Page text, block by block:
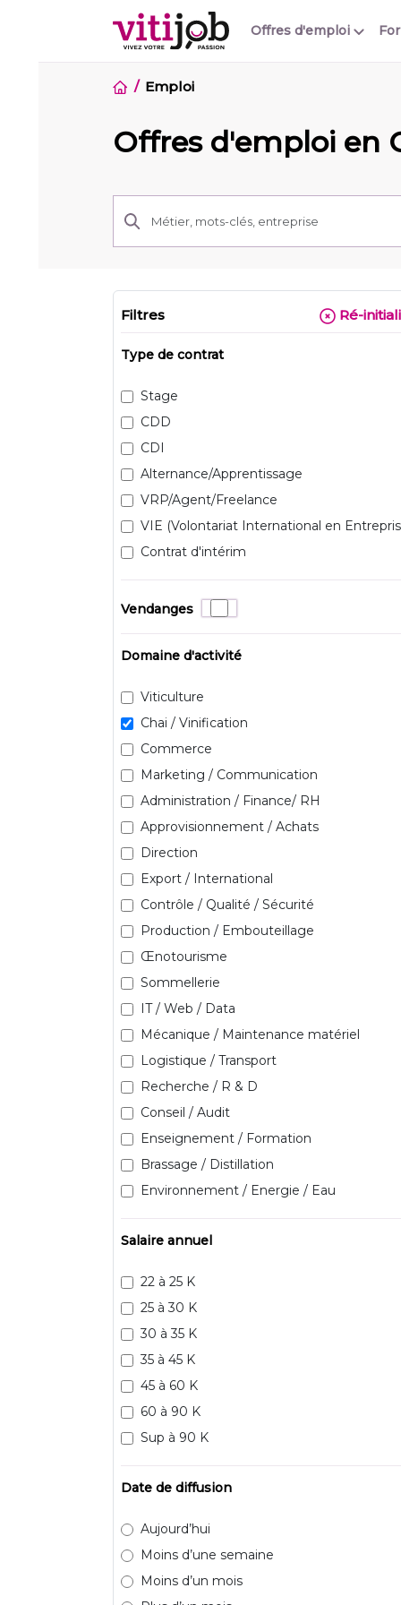
Offres d'emploi
Emploi
Offres d'emploi en
Filtres Ré-
Type de contrat
Stage
CDD
CDI
Alternance/Apprentissage
VRP/Agent/Freelance
VIE (Volontariat International en
Contrat d'intérim
Vendanges
Domaine d'activité
Viticulture
Chai / Vinification
Commerce
Marketing / Communication
Administration / Finance/ RH
Approvisionnement / Achats
Direction
Export / International
Contrôle / Qualité / Sécurité
Production / Embouteillage
Œnotourisme
Sommellerie
IT / Web / Data
Mécanique / Maintenance matériel
Logistique / Transport
Recherche / R & D
Conseil / Audit
Enseignement / Formation
Brassage / Distillation
Environnement / Energie / Eau
Salaire annuel
22 à 25 K
25 à 30 K
30 à 35 K
35 à 45 K
45 à 60 K
60 à 90 K
Sup à 90 K
Date de diffusion
Aujourd’hui
Moins d’une semaine
Moins d’un mois